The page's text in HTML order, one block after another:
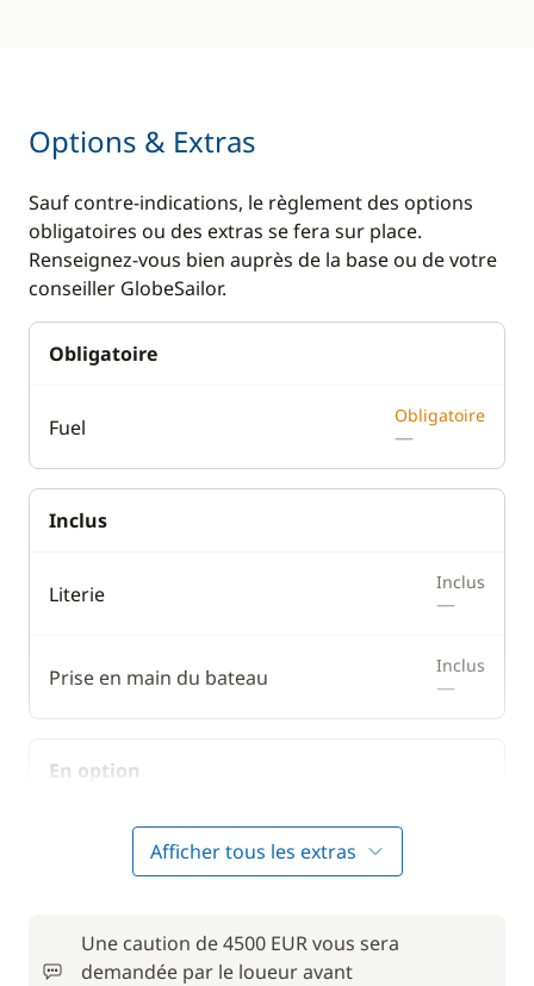
Options & Extras
Sauf contre-indications, le règlement des options
obligatoires ou des extras se fera sur place.
Renseignez-vous bien auprès de la base ou de votre
conseiller GlobeSailor.
Obligatoire
Fuel Obligatoire
—
Inclus
Literie Inclus
—
Prise en main du bateau Inclus
—
En option
Animaux de compagnie
Forfait Nettoyage Retour
Afficher tous les extras
Une caution de 4500 EUR vous sera
demandée par le loueur avant